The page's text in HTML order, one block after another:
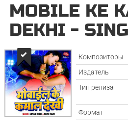
MOBILE KE
DEKHI -
Композиторы
Издатель
Тип релиза
Формат